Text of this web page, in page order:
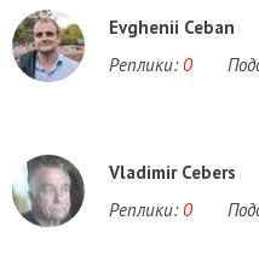
Evghenii Ceban
Реплики: 0
Vladimir Cebers
Реплики: 0